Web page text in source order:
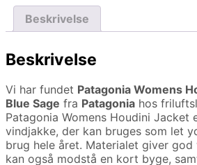
Beskrivelse
Beskrivelse
Vi har fundet Patagonia Womens
Blue Sage fra Patagonia hos
Patagonia Womens Houdini Jacket
vindjakke, der kan bruges som let
brug hele året. Materialet giver
kan også modstå en kort byge,